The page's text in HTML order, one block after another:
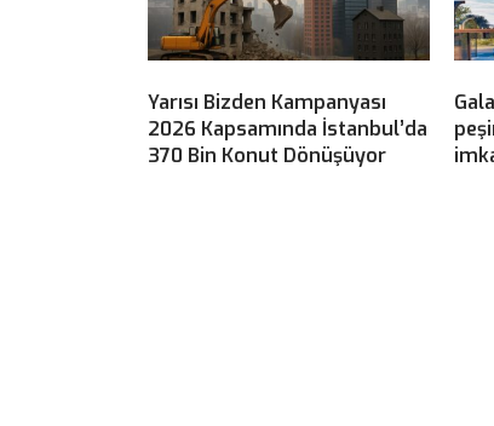
Yarısı Bizden Kampanyası
2026 Kapsamında İstanbul’da
370 Bin Konut Dönüşüyor